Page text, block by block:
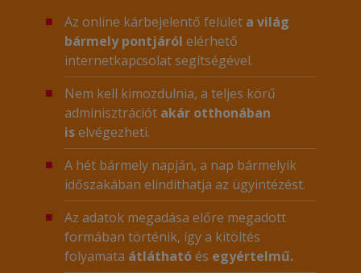
Az online kárbejelentő felület a világ
bármely pontjáról elérhető
internetkapcsolat segítségével.
Nem kell kimozdulnia, a teljes körű
adminisztrációt akár otthonában
iselvégezheti.
A hét bármely napján, a nap bármelyik
időszakában elindíthatja az ügyintézést.
Az adatok megadása előre megadott
formában történik, így a kitöltés
folyamata átláthatóés egyértelmű.